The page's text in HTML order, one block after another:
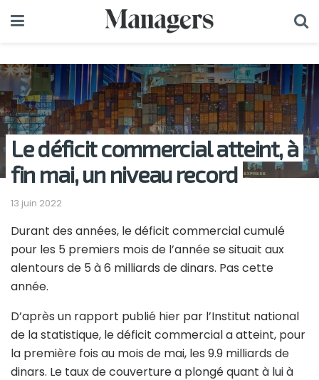
Le déficit commercial atteint, à
fin mai, un niveau record
13 juin 2022
Durant des années, le déficit commercial cumulé
pour les 5 premiers mois de l’année se situait aux
alentours de 5 à 6 milliards de dinars. Pas cette
année.
D’après un rapport publié hier par l’Institut national
de la statistique, le déficit commercial a atteint, pour
la première fois au mois de mai, les 9.9 milliards de
dinars. Le taux de couverture a plongé quant à lui à